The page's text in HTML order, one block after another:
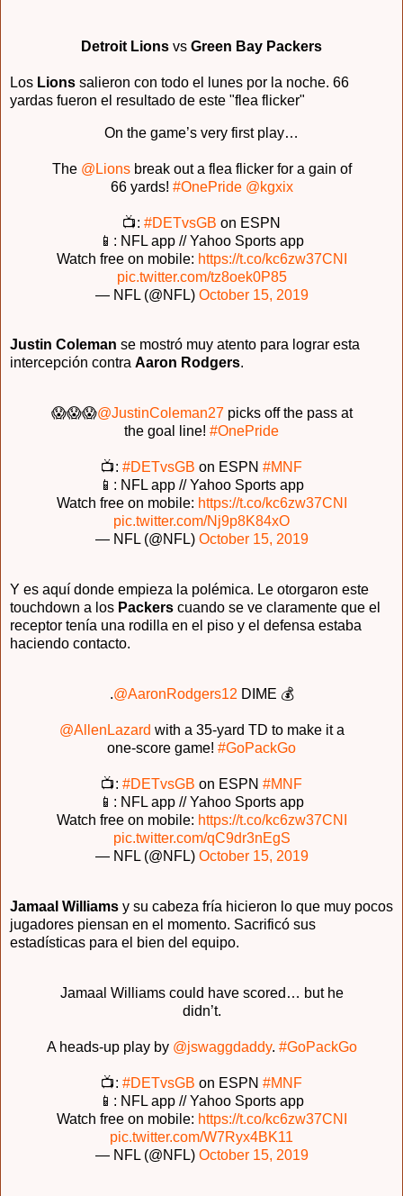
Detroit Lions vs Green Bay Packers
Los Lions salieron con todo el lunes por la noche. 66
yardas fueron el resultado de este "flea flicker"
On the game’s very first play…
The @Lionsbreak out a flea flicker for a gain of
66 yards! #OnePride @kgxix
📺: #DETvsGB on ESPN
📱: NFL app // Yahoo Sports app
Watch free on mobile: https://t.co/kc6zw37CNI
pic.twitter.com/tz8oek0P85
— NFL (@NFL) October 15, 2019
Justin Coleman se mostró muy atento para lograr esta
intercepción contra Aaron Rodgers.
😱😱😱@JustinColeman27picks off the pass at
the goal line! #OnePride
📺: #DETvsGB on ESPN #MNF
📱: NFL app // Yahoo Sports app
Watch free on mobile: https://t.co/kc6zw37CNI
pic.twitter.com/Nj9p8K84xO
— NFL (@NFL) October 15, 2019
Y es aquí donde empieza la polémica. Le otorgaron este
touchdown a los Packers cuando se ve claramente que el
receptor tenía una rodilla en el piso y el defensa estaba
haciendo contacto.
.@AaronRodgers12 DIME 💰
@AllenLazard with a 35-yard TD to make it a
one-score game! #GoPackGo
📺: #DETvsGB on ESPN #MNF
📱: NFL app // Yahoo Sports app
Watch free on mobile: https://t.co/kc6zw37CNI
pic.twitter.com/qC9dr3nEgS
— NFL (@NFL) October 15, 2019
Jamaal Williams y su cabeza fría hicieron lo que muy pocos
jugadores piensan en el momento. Sacrificó sus
estadísticas para el bien del equipo.
Jamaal Williams could have scored… but he
didn’t.
A heads-up play by @jswaggdaddy. #GoPackGo
📺: #DETvsGB on ESPN #MNF
📱: NFL app // Yahoo Sports app
Watch free on mobile: https://t.co/kc6zw37CNI
pic.twitter.com/W7Ryx4BK11
— NFL (@NFL) October 15, 2019